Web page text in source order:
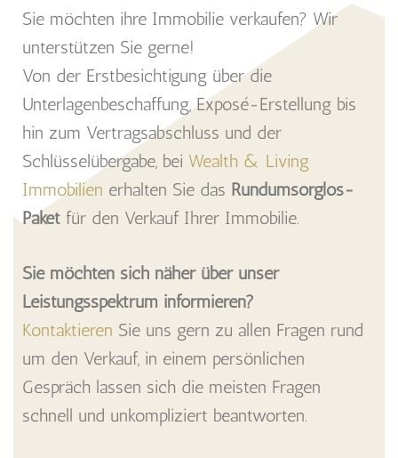
Sie möchten ihre Immobilie verkaufen? Wir
unterstützen Sie gerne!
Von der Erstbesichtigung über die
Unterlagenbeschaffung, Exposé-Erstellung bis
hin zum Vertragsabschluss und der
Schlüsselübergabe, bei Wealth & Living
Immobilien erhalten Sie das Rundumsorglos-
Paket für den Verkauf Ihrer Immobilie.
Sie möchten sich näher über unser
Leistungsspektrum informieren?
Kontaktieren Sie uns gern zu allen Fragen rund
um den Verkauf, in einem persönlichen
Gespräch lassen sich die meisten Fragen
schnell und unkompliziert beantworten.